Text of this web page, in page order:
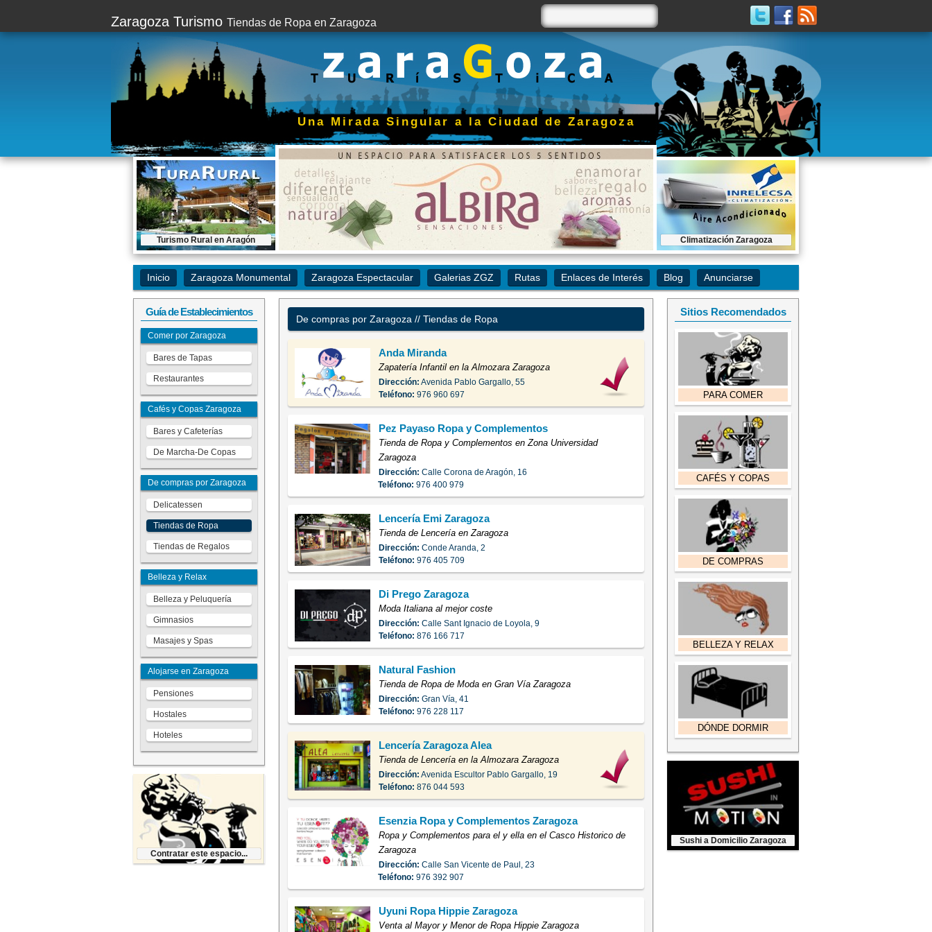
Zaragoza Turismo Tiendas de Ropa en Zaragoza
Una Mirada Singular a la Ciudad de Zaragoza
Turismo Rural en Aragón
Contratar este espacio... Climatización Zaragoza
Moda Italiana Zaragoza
Contratar este espacio...
Inicio Zaragoza Monumental Zaragoza Espectacular Galerias ZGZ Rutas Enlaces de Interés Blog Anunciarse
Guía de Establecimientos
Comer por Zaragoza
Bares de Tapas
Restaurantes
Cafés y Copas Zaragoza
Bares y Cafeterías
De Marcha-De Copas
De compras por Zaragoza
Delicatessen
Tiendas de Ropa
Tiendas de Regalos
Belleza y Relax
Belleza y Peluquería
Gimnasios
Masajes y Spas
Alojarse en Zaragoza
Pensiones
Hostales
Hoteles
Contratar este espacio...
Páginas Web Zaragoza
Contratar este espacio...
De compras por Zaragoza // Tiendas de Ropa
Anda Miranda
Zapatería Infantil en la Almozara Zaragoza
Dirección: Avenida Pablo Gargallo, 55
Teléfono: 976 960 697
Pez Payaso Ropa y Complementos
Tienda de Ropa y Complementos en Zona Universidad
Zaragoza
Dirección: Calle Corona de Aragón, 16
Teléfono: 976 400 979
Lencería Emi Zaragoza
Tienda de Lencería en Zaragoza
Dirección: Conde Aranda, 2
Teléfono: 976 405 709
Di Prego Zaragoza
Moda Italiana al mejor coste
Dirección: Calle Sant Ignacio de Loyola, 9
Teléfono: 876 166 717
Natural Fashion
Tienda de Ropa de Moda en Gran Vía Zaragoza
Dirección: Gran Vía, 41
Teléfono: 976 228 117
Lencería Zaragoza Alea
Tienda de Lencería en la Almozara Zaragoza
Dirección: Avenida Escultor Pablo Gargallo, 19
Teléfono: 876 044 593
Esenzia Ropa y Complementos Zaragoza
Ropa y Complementos para el y ella en el Casco Historico de
Zaragoza
Dirección: Calle San Vicente de Paul, 23
Teléfono: 976 392 907
Uyuni Ropa Hippie Zaragoza
Venta al Mayor y Menor de Ropa Hippie Zaragoza
Sitios Recomendados
PARA COMER
CAFÉS Y COPAS
DE COMPRAS
BELLEZA Y RELAX
DÓNDE DORMIR
Sushi a Domicilio Zaragoza
Contratar este espacio...